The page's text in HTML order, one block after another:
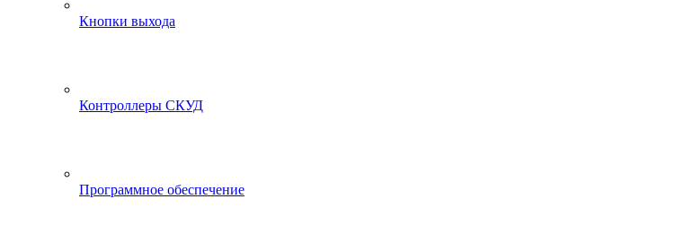
Кнопки выхода
Контроллеры СКУД
Программное обеспечение